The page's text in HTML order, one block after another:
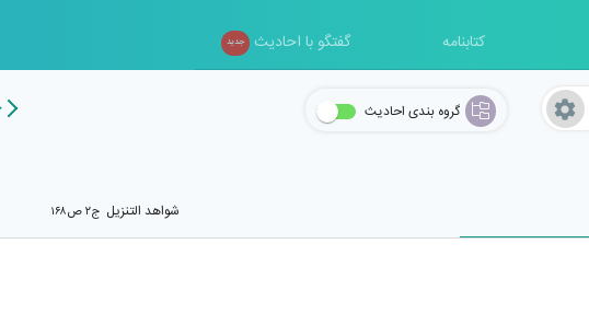
کتابنامه گفتگو با احادیث جدید
گروه بندی احادیث
شواهد التنزيل ج۲ ص۱۶۸